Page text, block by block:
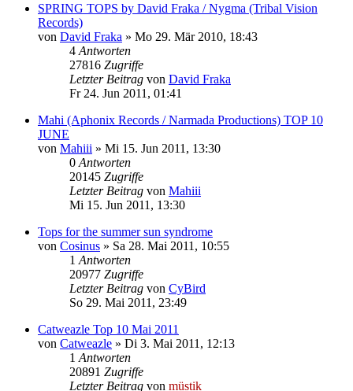
SPRING TOPS by David Fraka / Nygma (Tribal Vision
Records)
von David Fraka » Mo 29. Mär 2010, 18:43
4 Antworten
27816 Zugriffe
Letzter Beitrag von David Fraka
Fr 24. Jun 2011, 01:41
Mahi (Aphonix Records / Narmada Productions) TOP 10
JUNE
von Mahiii » Mi 15. Jun 2011, 13:30
0 Antworten
20145 Zugriffe
Letzter Beitrag von Mahiii
Mi 15. Jun 2011, 13:30
Tops for the summer sun syndrome
von Cosinus » Sa 28. Mai 2011, 10:55
1 Antworten
20977 Zugriffe
Letzter Beitrag von CyBird
So 29. Mai 2011, 23:49
Catweazle Top 10 Mai 2011
von Catweazle » Di 3. Mai 2011, 12:13
1 Antworten
20891 Zugriffe
Letzter Beitrag von müstik